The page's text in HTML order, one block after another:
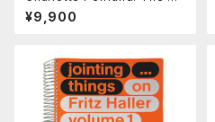
of Dwelling
¥9,900